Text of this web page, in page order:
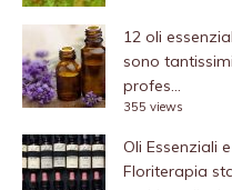
12 oli
sono
profes...
355 views
Oli Essenziali
Floriterapia